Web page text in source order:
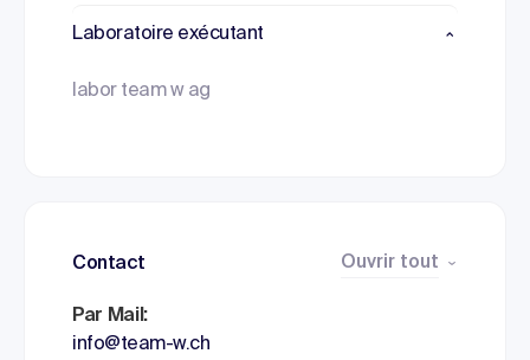
Laboratoire exécutant
labor team w ag
Contact Ouvrir tout
Par Mail:
info@team-w.ch